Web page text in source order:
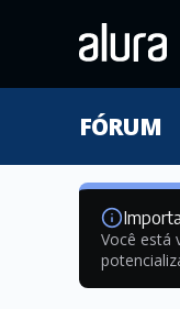
FÓRUM
Você está